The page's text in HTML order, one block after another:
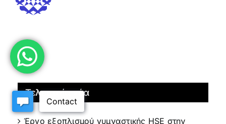
Τελευταία νέα
Έργο εξοπλισμού γυμναστικής HSE στην